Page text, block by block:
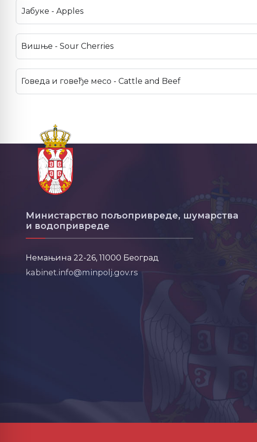
Јабуке - Apples
Вишње - Sour Cherries
Говеда и говеђе месо - Cattle and Beef
Министарство пољопривреде, шумарства
и водопривреде
Немањина 22-26, 11000 Београд
kabinet.info@minpolj.gov.rs